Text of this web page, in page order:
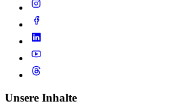
Unsere Inhalte